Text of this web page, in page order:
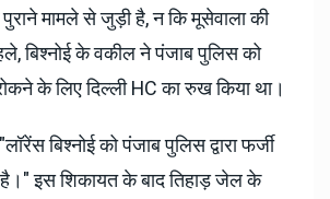
मामले से जुड़ी है, न कि मूसेवाला की
बिश्नोई के वकील ने पंजाब पुलिस को
के लिए दिल्ली HC का रुख किया था।
बिश्नोई को पंजाब पुलिस द्वारा फर्जी
इस शिकायत के बाद तिहाड़ जेल के